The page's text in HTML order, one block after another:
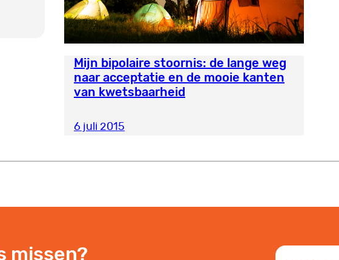
Mijn bipolaire stoornis: de lange weg
naar acceptatie en de mooie kanten
van kwetsbaarheid
6 juli 2015
missen?